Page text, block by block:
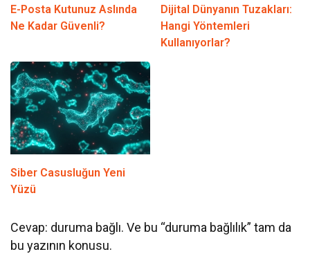
E-Posta Kutunuz Aslında
Ne Kadar Güvenli?
Dijital Dünyanın Tuzakları:
Hangi Yöntemleri
Kullanıyorlar?
Siber Casusluğun Yeni
Yüzü
Cevap: duruma bağlı. Ve bu “duruma bağlılık” tam da
bu yazının konusu.